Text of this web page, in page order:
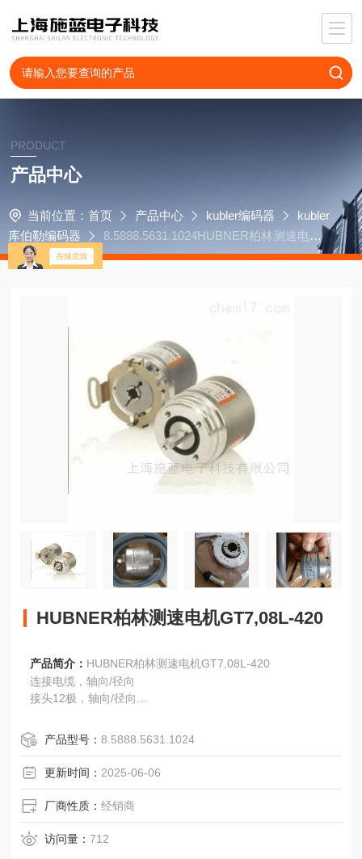
PRODUCT
产品中心
当前位置： 首页 产品中心 kubler编码器
kubler
库伯勒编码器
8.5888.5631.1024HUBNER柏林测速电机
GT7,08L-420
HUBNER柏林测速电机GT7,08L-420
产品简介： HUBNER柏林测速电机GT7,08L-420
连接电缆，轴向/径向
接头12极，轴向/径向
弹性安装，电缆弯曲半径R≥100mm
固定安装，电缆弯曲半径R≥40mm
尺寸单位：mm
夹紧法兰，58mm
连接电缆，轴向/径向
接头12极，轴向/径向
安装螺纹M4x5
产品型号：8.5888.5631.1024
更新时间： 2025-06-06
厂商性质：经销商
访问量：712